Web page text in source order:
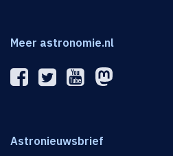
Meer astronomie.nl
Astronieuwsbrief